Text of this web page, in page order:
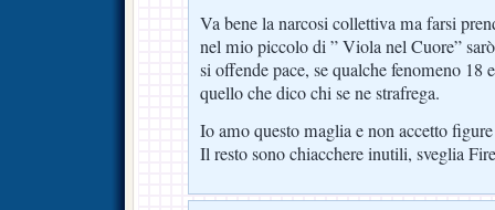
Va bene la narcosi collettiva ma farsi
nel mio piccolo di ” Viola nel Cuore”
si offende pace, se qualche fenomeno 18
quello che dico chi se ne strafrega.
Io amo questo maglia e non accetto
Il resto sono chiacchere inutili, sveglia